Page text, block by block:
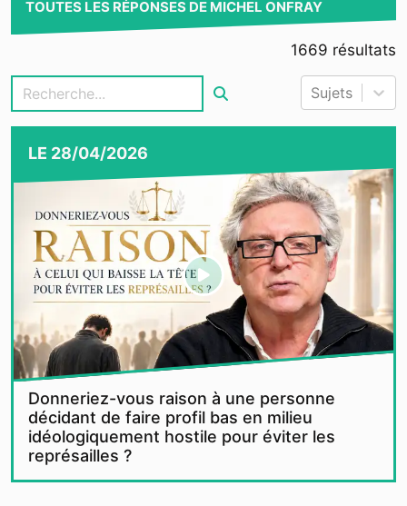
TOUTES LES RÉPONSES DE MICHEL ONFRAY
1669 résultats
Sujets
LE 28/04/2026
Donneriez-vous raison à une personne
décidant de faire profil bas en milieu
idéologiquement hostile pour éviter les
représailles ?